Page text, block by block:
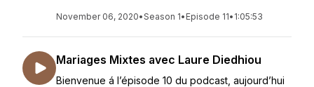
November 06, 2020•Season 1• Episode 11• 1:05:53
Mariages Mixtes avec Laure Diedhiou
Bienvenue á l’épisode 10 du podcast, aujourd’hui